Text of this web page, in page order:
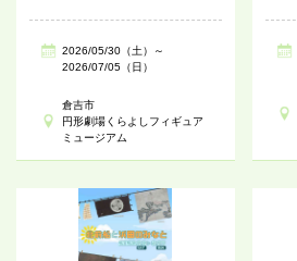
2026/05/30（土）～
2026/07/05（日）
倉吉市
円形劇場くらよしフィギュア
ミュージアム